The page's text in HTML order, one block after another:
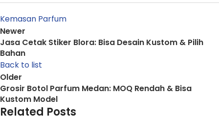
Kemasan Parfum
Newer
Jasa Cetak Stiker Blora: Bisa Desain Kustom & Pilih
Bahan
Back to list
Older
Grosir Botol Parfum Medan: MOQ Rendah & Bisa
Kustom Model
Related Posts